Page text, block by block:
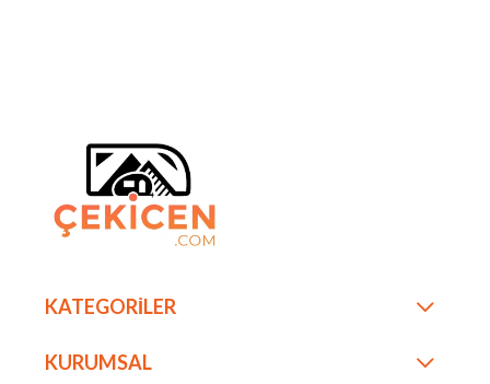
KATEGORİLER
KURUMSAL